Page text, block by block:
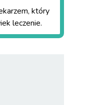
który
leczenie.